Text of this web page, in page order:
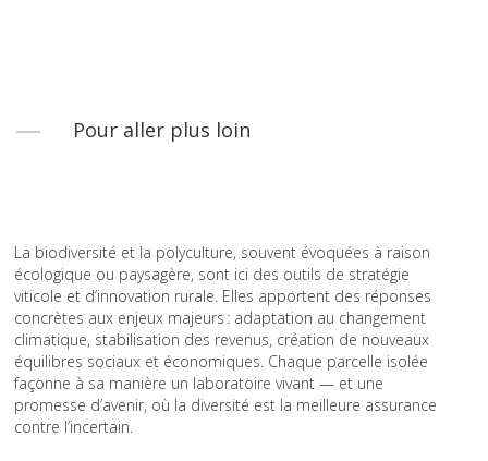
Pour aller plus loin
La biodiversité et la polyculture, souvent évoquées à raison
écologique ou paysagère, sont ici des outils de stratégie
viticole et d’innovation rurale. Elles apportent des réponses
concrètes aux enjeux majeurs : adaptation au changement
climatique, stabilisation des revenus, création de nouveaux
équilibres sociaux et économiques. Chaque parcelle isolée
façonne à sa manière un laboratoire vivant — et une
promesse d’avenir, où la diversité est la meilleure assurance
contre l’incertain.